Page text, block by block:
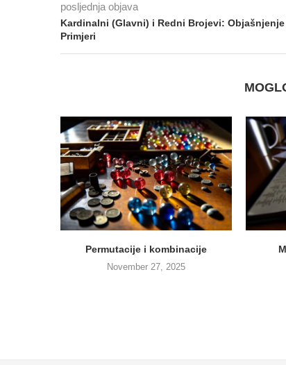
posljednja objava
Kardinalni (Glavni) i Redni Brojevi: Objašnjenje
Primjeri
Permutacije i kombinacije
November 27, 2025